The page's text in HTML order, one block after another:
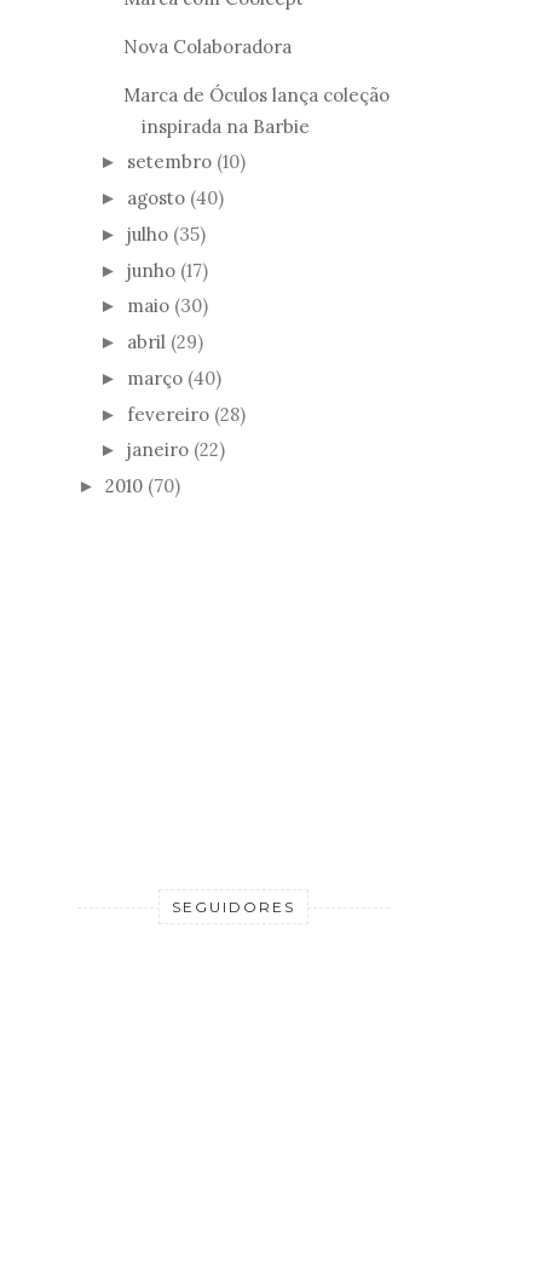
Nova Colaboradora
Marca de Óculos lança coleção
inspirada na Barbie
► setembro (10)
► agosto (40)
► julho (35)
► junho (17)
► maio (30)
► abril (29)
► março (40)
► fevereiro (28)
► janeiro (22)
► 2010 (70)
SEGUIDORES